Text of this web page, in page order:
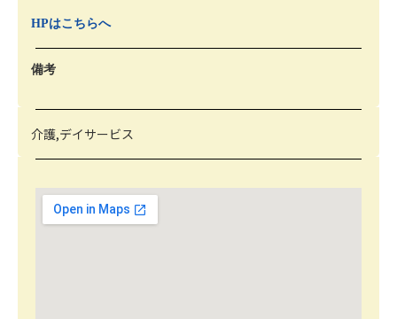
HPはこちらへ
備考
介護,デイサービス